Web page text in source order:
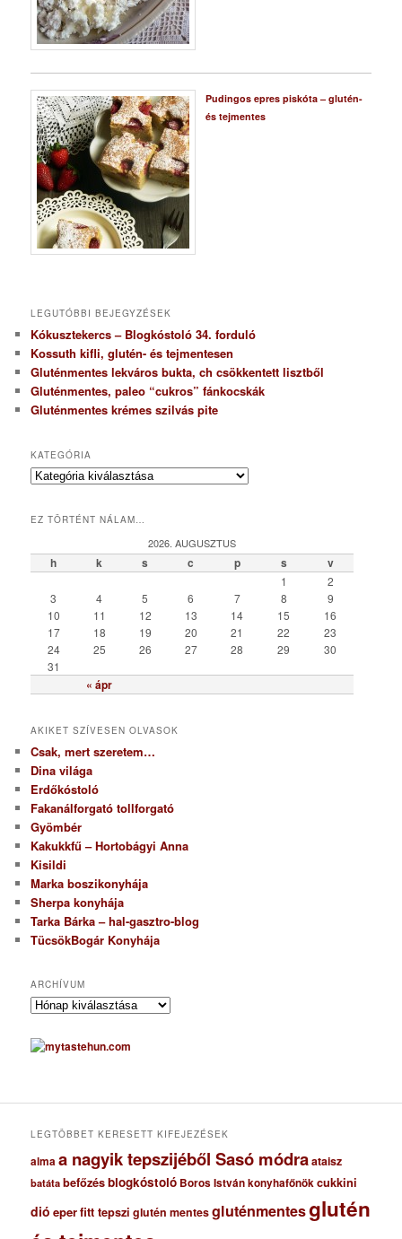
Pudingos epres piskóta – glutén-
és tejmentes
LEGUTÓBBI BEJEGYZÉSEK
Kókusztekercs – Blogkóstoló 34. forduló
Kossuth kifli, glutén- és tejmentesen
Gluténmentes lekváros bukta, ch csökkentett lisztből
Gluténmentes, paleo “cukros” fánkocskák
Gluténmentes krémes szilvás pite
KATEGÓRIA
K
e
r
EZ TÖRTÉNT NÁLAM…
2026. AUGUSZTUS
h k s c p s v
« ápr
1
2
3
4 5 6 7 8
9
10
11 12 13 14 15
16
17
18 19 20 21 22
23
24
25 26 27 28 29
30
31
AKIKET SZÍVESEN OLVASOK
Csak, mert szeretem…
Dina világa
Erdőkóstoló
Fakanálforgató tollforgató
Gyömbér
Kakukkfű – Hortobágyi Anna
Kisildi
Marka boszikonyhája
Sherpa konyhája
Tarka Bárka – hal-gasztro-blog
TücsökBogár Konyhája
ARCHÍVUM
A
c
h
u
LEGTÖBBET KERESETT KIFEJEZÉSEK
almaa nagyik tepszijéből Sasó módraataisz
batáta befőzésblogkóstoló Boros István konyhafőnökcukkini
dió eperfitt tepszi glutén mentesgluténmentesglutén